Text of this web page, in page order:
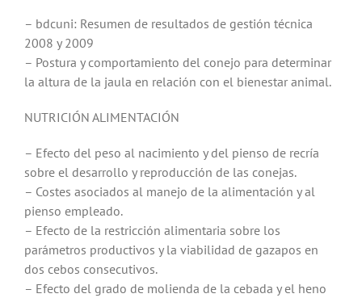
– bdcuni: Resumen de resultados de gestión técnica
2008 y 2009
– Postura y comportamiento del conejo para determinar
la altura de la jaula en relación con el bienestar animal.
NUTRICIÓN ALIMENTACIÓN
– Efecto del peso al nacimiento y del pienso de recría
sobre el desarrollo y reproducción de las conejas.
– Costes asociados al manejo de la alimentación y al
pienso empleado.
– Efecto de la restricción alimentaria sobre los
parámetros productivos y la viabilidad de gazapos en
dos cebos consecutivos.
– Efecto del grado de molienda de la cebada y el heno